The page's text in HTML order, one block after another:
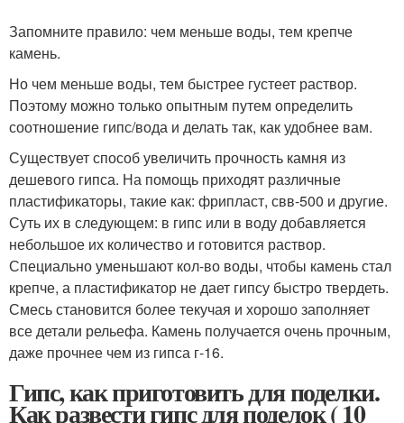
Запомните правило: чем меньше воды, тем крепче
камень.
Но чем меньше воды, тем быстрее густеет раствор.
Поэтому можно только опытным путем определить
соотношение гипс/вода и делать так, как удобнее вам.
Существует способ увеличить прочность камня из
дешевого гипса. На помощь приходят различные
пластификаторы, такие как: фрипласт, свв-500 и другие.
Суть их в следующем: в гипс или в воду добавляется
небольшое их количество и готовится раствор.
Специально уменьшают кол-во воды, чтобы камень стал
крепче, а пластификатор не дает гипсу быстро твердеть.
Смесь становится более текучая и хорошо заполняет
все детали рельефа. Камень получается очень прочным,
даже прочнее чем из гипса г-16.
Гипс, как приготовить для поделки.
Как развести гипс для поделок ( 10